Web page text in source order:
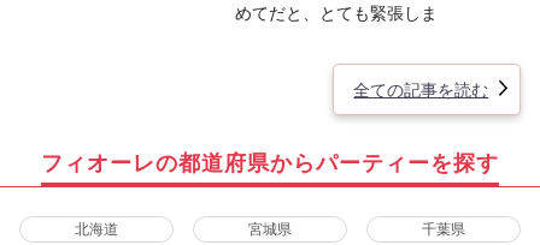
めてだと、とても緊張しま
全ての記事を読む
フィオーレの都道府県からパーティーを探す
北海道 宮城県 千葉県